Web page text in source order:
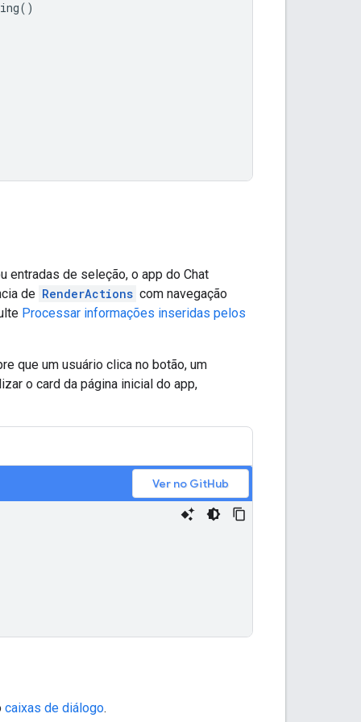
()
entradas de seleção, o app do Chat
de RenderActions com navegação
Processar informações inseridas pelos
que um usuário clica no botão, um
o card da página inicial do app,
Ver no GitHub
caixas de diálogo.